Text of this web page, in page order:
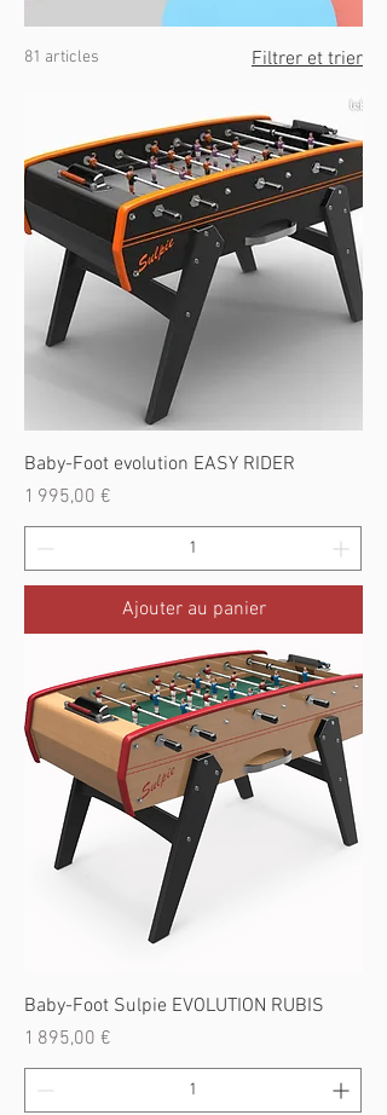
81 articles Filtrer et trier
Baby-Foot evolution EASY RIDER
Prix
1 995,00 €
Ajouter au panier
Baby-Foot Sulpie EVOLUTION RUBIS
Prix
1 895,00 €